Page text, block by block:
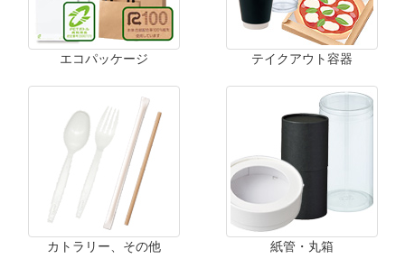
エコパッケージ テイクアウト容器
カトラリー、その他 紙管・丸箱